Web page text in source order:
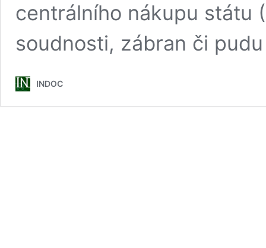
centrálního nákupu státu
soudnosti, zábran či
INDOC